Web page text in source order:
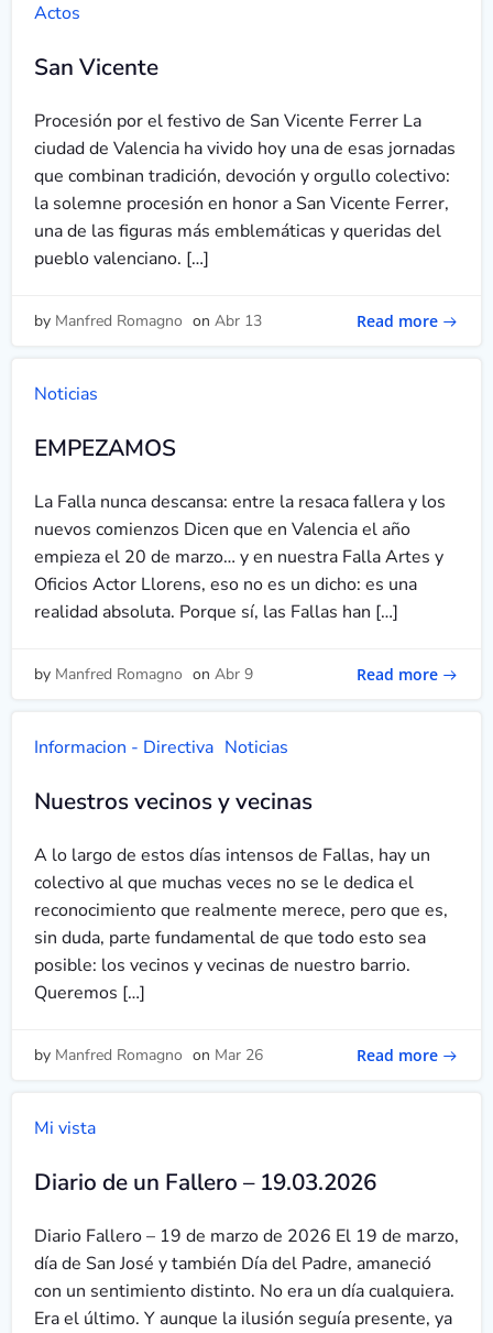
Actos
San Vicente
Procesión por el festivo de San Vicente Ferrer La
ciudad de Valencia ha vivido hoy una de esas jornadas
que combinan tradición, devoción y orgullo colectivo:
la solemne procesión en honor a San Vicente Ferrer,
una de las figuras más emblemáticas y queridas del
pueblo valenciano. […]
by Manfred Romagno on Abr 13 Read more
Noticias
EMPEZAMOS
La Falla nunca descansa: entre la resaca fallera y los
nuevos comienzos Dicen que en Valencia el año
empieza el 20 de marzo… y en nuestra Falla Artes y
Oficios Actor Llorens, eso no es un dicho: es una
realidad absoluta. Porque sí, las Fallas han […]
by Manfred Romagno on Abr 9 Read more
Informacion - Directiva Noticias
Nuestros vecinos y vecinas
A lo largo de estos días intensos de Fallas, hay un
colectivo al que muchas veces no se le dedica el
reconocimiento que realmente merece, pero que es,
sin duda, parte fundamental de que todo esto sea
posible: los vecinos y vecinas de nuestro barrio.
Queremos […]
by Manfred Romagno on Mar 26 Read more
Mi vista
Diario de un Fallero – 19.03.2026
Diario Fallero – 19 de marzo de 2026 El 19 de marzo,
día de San José y también Día del Padre, amaneció
con un sentimiento distinto. No era un día cualquiera.
Era el último. Y aunque la ilusión seguía presente, ya